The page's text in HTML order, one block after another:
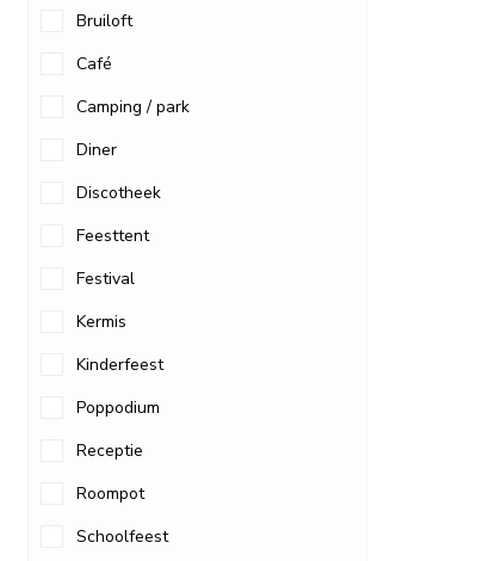
Bruiloft
Café
Camping / park
Diner
Discotheek
Feesttent
Festival
Kermis
Kinderfeest
Poppodium
Receptie
Roompot
Schoolfeest